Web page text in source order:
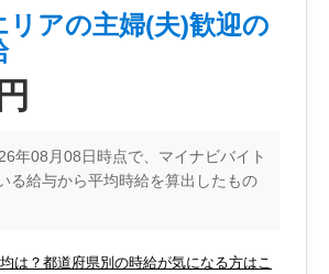
リアの主婦(夫)歓迎の
年08月08日時点で、マイナビバイト
る給与から平均時給を算出したもの
は？都道府県別の時給が気になる方はこ